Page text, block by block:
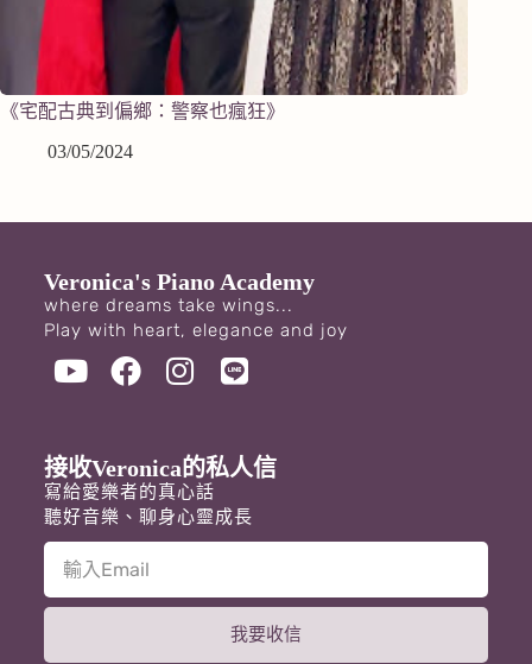
《宅配古典到偏鄉：警察也瘋狂》
03/05/2024
Veronica's Piano Academy
where dreams take wings...
Play with heart, elegance and joy
接收Veronica的私人信
寫給愛樂者的真心話
聽好音樂、聊身心靈成長
我要收信